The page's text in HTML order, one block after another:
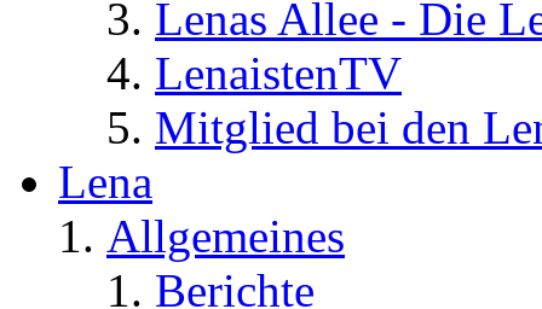
Lenas Allee - Die
LenaistenTV
Mitglied bei den
Lena
Allgemeines
Berichte